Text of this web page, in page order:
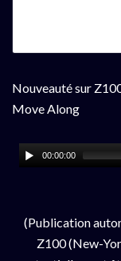
Nouveauté sur
Move Along
00:00:00
(Publication
Z100 (New-